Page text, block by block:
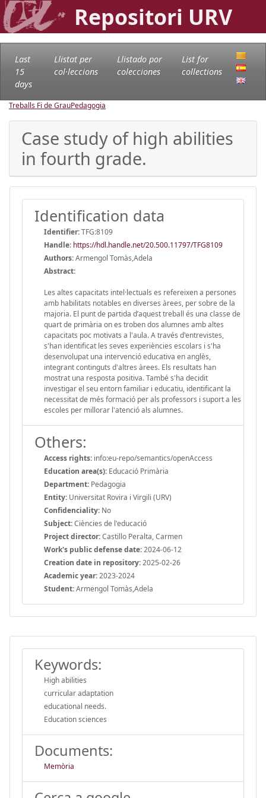
Repositori URV
Last
15
days
Llistat per
col·leccions
Llistado por
colecciones
List for
collections
Treballs Fi de GrauPedagogia
Case study of high abilities
in fourth grade.
Identification data
Identifier:TFG:8109
Handle: https://hdl.handle.net/20.500.11797/TFG8109
Authors:Armengol Tomàs,Adela
Abstract:
Les altes capacitats intel·lectuals es refereixen a persones
amb habilitats notables en diverses àrees, per sobre de la
majoria. El punt de partida d’aquest treball és una classe de
quart de primària on es troben dos alumnes amb altes
capacitats poc motivats a l'aula. A través d'entrevistes,
s'han identificat les seves experiències escolars i s'ha
desenvolupat una intervenció educativa en anglès,
integrant continguts d'altres àrees. Els resultats han
mostrat una resposta positiva. També s'ha decidit
investigar el seu entorn familiar i educatiu, identificant la
necessitat de més formació per als professors i suport a les
escoles per millorar l'atenció als alumnes.
Others:
Access rights: info:eu-repo/semantics/openAccess
Education area(s): Educació Primària
Department: Pedagogia
Entity: Universitat Rovira i Virgili (URV)
Confidenciality: No
Subject:Ciències de l'educació
Project director:Castillo Peralta, Carmen
Work's public defense date:2024-06-12
Creation date in repository:2025-02-26
Academic year:2023-2024
Student:Armengol Tomàs,Adela
Keywords:
High abilities
curricular adaptation
educational needs.
Education sciences
Documents:
Memòria